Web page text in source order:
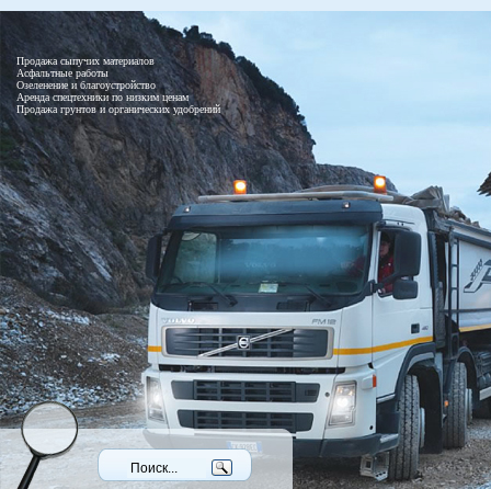
Продажа сыпучих материалов
Асфальтные работы
Озеленение и благоустройство
Аренда спецтехники по низким ценам
Продажа грунтов и органических удобрений